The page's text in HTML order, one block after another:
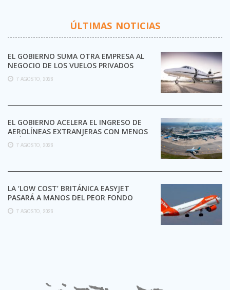
ÚLTIMAS NOTICIAS
EL GOBIERNO SUMA OTRA EMPRESA AL
NEGOCIO DE LOS VUELOS PRIVADOS
7 AGOSTO, 2026
EL GOBIERNO ACELERA EL INGRESO DE
AEROLÍNEAS EXTRANJERAS CON MENOS
TRÁMITES
7 AGOSTO, 2026
LA ‘LOW COST’ BRITÁNICA EASYJET
PASARÁ A MANOS DEL PEOR FONDO
POSIBLE:
7 AGOSTO, 2026